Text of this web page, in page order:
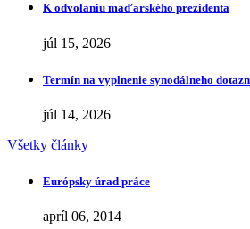
K odvolaniu maďarského prezidenta
júl 15, 2026
Termín na vyplnenie synodálneho
júl 14, 2026
Všetky články
Európsky úrad práce
apríl 06, 2014